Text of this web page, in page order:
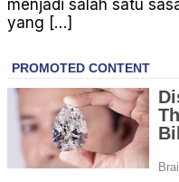
menjadi salah satu
yang […]